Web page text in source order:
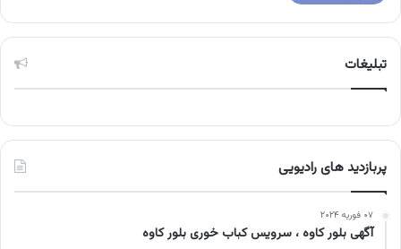
تبلیغات
پربازدید های رادیویی
۰۷ فوریه ۲۰۲۴
آگهی بلور کاوه ، سرویس کباب خوری بلور کاوه